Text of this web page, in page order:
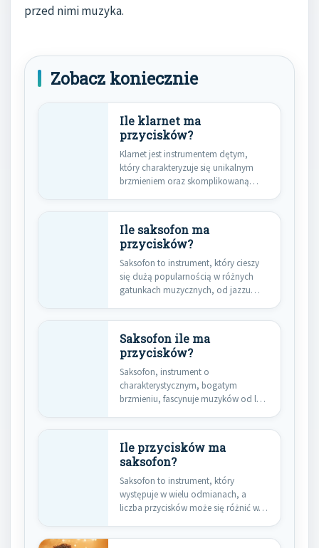
przed nimi muzyka.
Zobacz koniecznie
Ile klarnet ma
przycisków?
Klarnet jest instrumentem dętym,
który charakteryzuje się unikalnym
brzmieniem oraz skomplikowaną
Ile saksofon ma
przycisków?
Saksofon to instrument, który cieszy
się dużą popularnością w różnych
gatunkach muzycznych, od jazzu
Saksofon ile ma
przycisków?
Saksofon, instrument o
charakterystycznym, bogatym
brzmieniu, fascynuje muzyków od lat.
Ile przycisków ma
saksofon?
Saksofon to instrument, który
występuje w wielu odmianach, a
liczba przycisków może się różnić w…